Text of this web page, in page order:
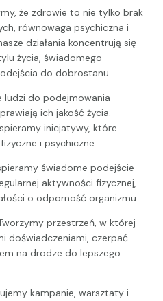
że zdrowie to nie tylko brak
równowaga psychiczna i
działania koncentrują się
życia, świadomego
do dobrostanu.
ludzi do podejmowania
ich jakość życia.
inicjatywy, które
i psychiczne.
świadome podejście
aktywności fizycznej,
o odporność organizmu.
przestrzeń, w której
doświadczeniami, czerpać
na drodze do lepszego
kampanie, warsztaty i